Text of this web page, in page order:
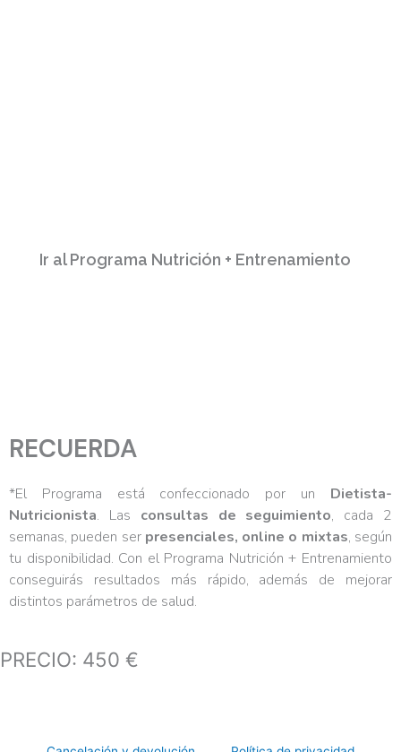
Ir al Programa Nutrición + Entrenamiento
RECUERDA
*El Programa está confeccionado por un
Dietista-
Nutricionista. Las consultas de seguimiento, cada 2
semanas, pueden ser presenciales, online o mixtas, según
tu disponibilidad. Con el Programa Nutrición + Entrenamiento
conseguirás resultados más rápido, además de mejorar
distintos parámetros de salud.
PRECIO: 450 €